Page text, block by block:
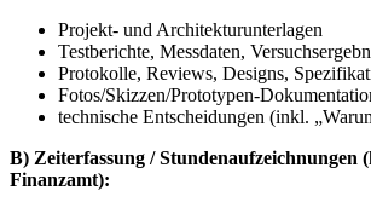
Projekt- und Architekturunterlagen
Testberichte, Messdaten,
Protokolle, Reviews, Designs,
Fotos/Skizzen/Prototypen-
technische Entscheidungen (inkl.
B) Zeiterfassung / Stundenaufzeichnungen
Finanzamt):